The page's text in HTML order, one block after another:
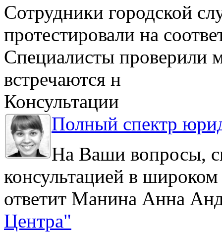
Сотрудники городской
протестировали на
Специалисты проверили
встречаются н
Консультации
Полный спектр
На Ваши вопросы,
консультацией в
ответит Манина Анна
Центра"